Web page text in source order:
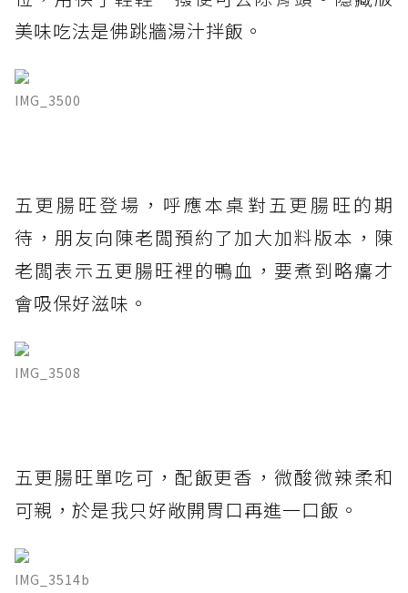
美味吃法是佛跳牆湯汁拌飯。
IMG_3500
五更腸旺登場，呼應本桌對五更腸旺的期
待，朋友向陳老闆預約了加大加料版本，陳
老闆表示五更腸旺裡的鴨血，要煮到略癟才
會吸保好滋味。
IMG_3508
五更腸旺單吃可，配飯更香，微酸微辣柔和
可親，於是我只好敞開胃口再進一口飯。
IMG_3514b